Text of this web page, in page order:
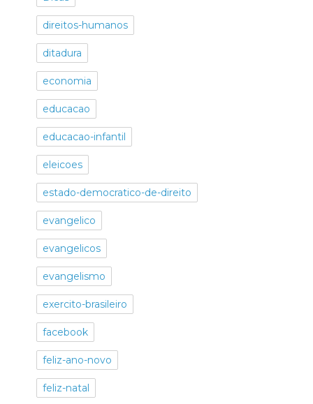
direitos-humanos
ditadura
economia
educacao
educacao-infantil
eleicoes
estado-democratico-de-direito
evangelico
evangelicos
evangelismo
exercito-brasileiro
facebook
feliz-ano-novo
feliz-natal